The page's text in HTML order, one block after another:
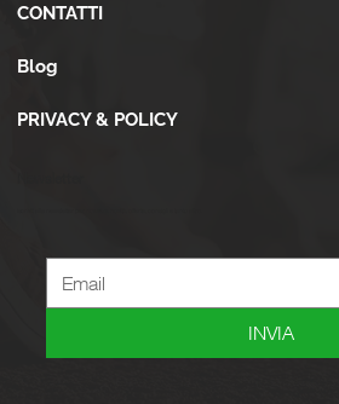
CONTATTI
Blog
PRIVACY & POLICY
INVIA